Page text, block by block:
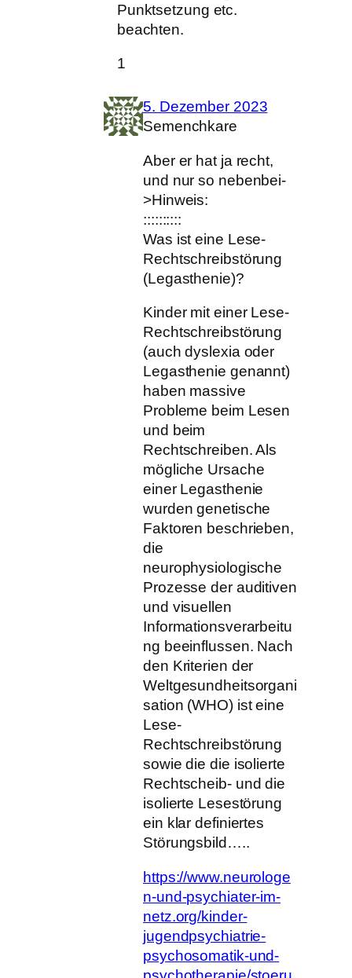
Punktsetzung etc.
beachten.
1
5. Dezember 2023
Semenchkare
Aber er hat ja recht,
und nur so nebenbei-
>Hinweis:
::::::::::
Was ist eine Lese-
Rechtschreibstörung
(Legasthenie)?
Kinder mit einer Lese-
Rechtschreibstörung
(auch dyslexia oder
Legasthenie genannt)
haben massive
Probleme beim Lesen
und beim
Rechtschreiben. Als
mögliche Ursache
einer Legasthenie
wurden genetische
Faktoren beschrieben,
die
neurophysiologische
Prozesse der auditiven
und visuellen
Informationsverarbeitu
ng beeinflussen. Nach
den Kriterien der
Weltgesundheitsorgani
sation (WHO) ist eine
Lese-
Rechtschreibstörung
sowie die die isolierte
Rechtscheib- und die
isolierte Lesestörung
ein klar definiertes
Störungsbild…..
https://www.neurologe
n-und-psychiater-im-
netz.org/kinder-
jugendpsychiatrie-
psychosomatik-und-